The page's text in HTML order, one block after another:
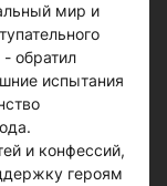
мир и
обратил
испытания
и конфессий,
героям